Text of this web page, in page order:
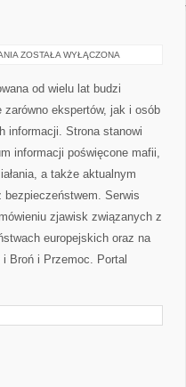
BROŃ
ZOSTAŁA WYŁĄCZONA
od wielu lat budzi
zarówno ekspertów, jak i osób
informacji. Strona stanowi
informacji poświęcone mafii,
a także aktualnym
Serwis
zjawisk związanych z
europejskich oraz na
Broń i Przemoc. Portal